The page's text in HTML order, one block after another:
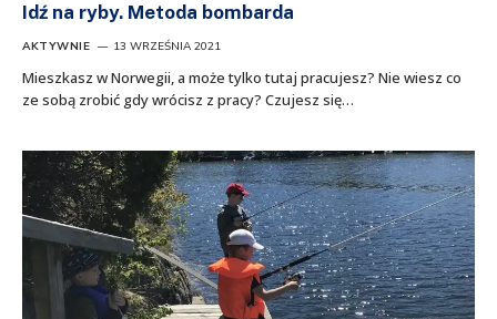
Idź na ryby. Metoda bombarda
AKTYWNIE 13 WRZEŚNIA 2021
Mieszkasz w Norwegii, a może tylko tutaj pracujesz? Nie wiesz co
ze sobą zrobić gdy wrócisz z pracy? Czujesz się…